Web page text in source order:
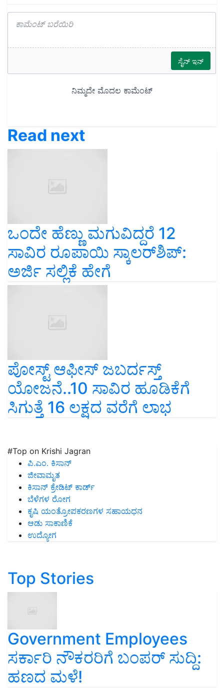
Read next
ಒಂದೇ ಹೆಣ್ಣು ಮಗುವಿದ್ದರೆ 12
ಸಾವಿರ ರೂಪಾಯಿ ಸ್ಕಾಲರ್‌ಶಿಪ್‌:
ಅರ್ಜಿ ಸಲ್ಲಿಕೆ ಹೇಗೆ
ಪೋಸ್ಟ್‌ ಆಫೀಸ್‌ ಜಬರ್ದಸ್ತ್‌
ಯೋಜನೆ..10 ಸಾವಿರ ಹೂಡಿಕೆಗೆ
ಸಿಗುತ್ತೆ 16 ಲಕ್ಷದ ವರೆಗೆ ಲಾಭ
#Top on Krishi Jagran
ಪಿ.ಎಂ. ಕಿಸಾನ್
ಜೀವಾಮೃತ
ಕಿಸಾನ್ ಕ್ರೇಡಿಟ್ ಕಾರ್ಡ್
ಬೆಳೆಗಳ ರೋಗ
ಕೃಷಿ ಯಂತ್ರೋಪಕರಣಗಳ ಸಹಾಯಧನ
ಆಡು ಸಾಕಾಣಿಕೆ
ಉದ್ಯೋಗ
Top Stories
Government Employees
ಸರ್ಕಾರಿ ನೌಕರರಿಗೆ ಬಂಪರ್‌ ಸುದ್ದಿ:
ಹಣದ ಮಳೆ!